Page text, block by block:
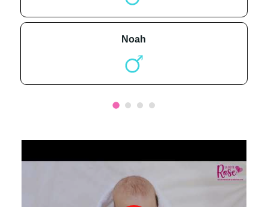
noah